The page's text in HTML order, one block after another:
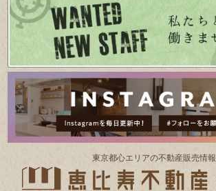
東京都⼼エリアの不動産販売情報